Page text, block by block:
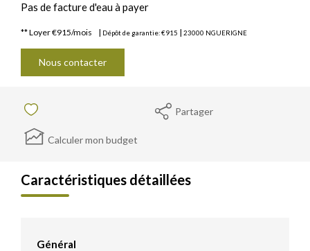
Pas de facture d'eau à payer
**Loyer €915/mois | Dépôt de garantie: €915 | 23000 NGUERIGNE
Nous contacter
Partager
Calculer mon budget
Caractéristiques détaillées
Général